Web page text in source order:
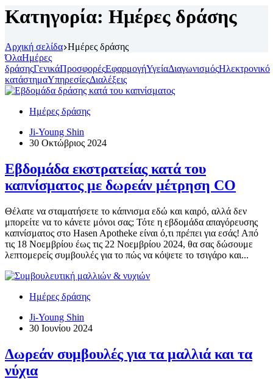
Κατηγορία: Ημέρες δράσης
Αρχική σελίδα Ημέρες δράσης
ΌλαΗμέρες
δράσηςΓενικάΠροσφορέςΕφαρμογήΥγείαΔιαγωνισμόςΗλεκτρονικό
κατάστημαΥπηρεσίεςΔιαλέξεις
Ημέρες δράσης
Ji-Young Shin
30 Οκτώβριος 2024
Εβδομάδα εκστρατείας κατά του
καπνίσματος με δωρεάν μέτρηση CO
Θέλατε να σταματήσετε το κάπνισμα εδώ και καιρό, αλλά δεν
μπορείτε να το κάνετε μόνοι σας; Τότε η εβδομάδα απαγόρευσης
καπνίσματος στο Hasen Apotheke είναι ό,τι πρέπει για εσάς! Από
τις 18 Νοεμβρίου έως τις 22 Νοεμβρίου 2024, θα σας δώσουμε
λεπτομερείς συμβουλές για το πώς να κόψετε το τσιγάρο και...
Ημέρες δράσης
Ji-Young Shin
30 Ιουνίου 2024
Δωρεάν συμβουλές για τα μαλλιά και τα
νύχια